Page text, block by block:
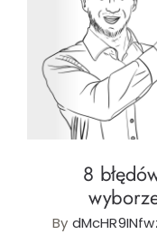
8 błędów
8
By